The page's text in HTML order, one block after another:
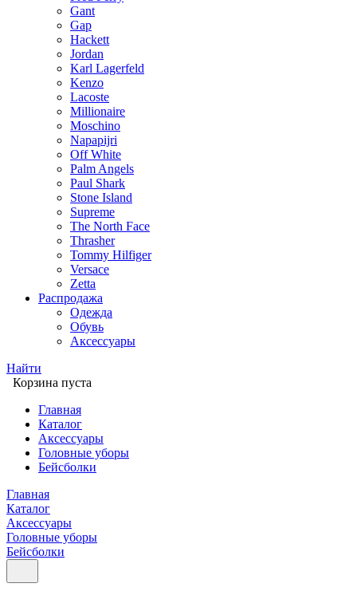
Gant
Gap
Hackett
Jordan
Karl Lagerfeld
Kenzo
Lacoste
Millionaire
Moschino
Napapijri
Off White
Palm Angels
Paul Shark
Stone Island
Supreme
The North Face
Thrasher
Tommy Hilfiger
Versace
Zetta
Распродажа
Одежда
Обувь
Аксессуары
Найти
Корзина пуста
Главная
Каталог
Аксессуары
Головные уборы
Бейсболки
Главная
Каталог
Аксессуары
Головные уборы
Бейсболки